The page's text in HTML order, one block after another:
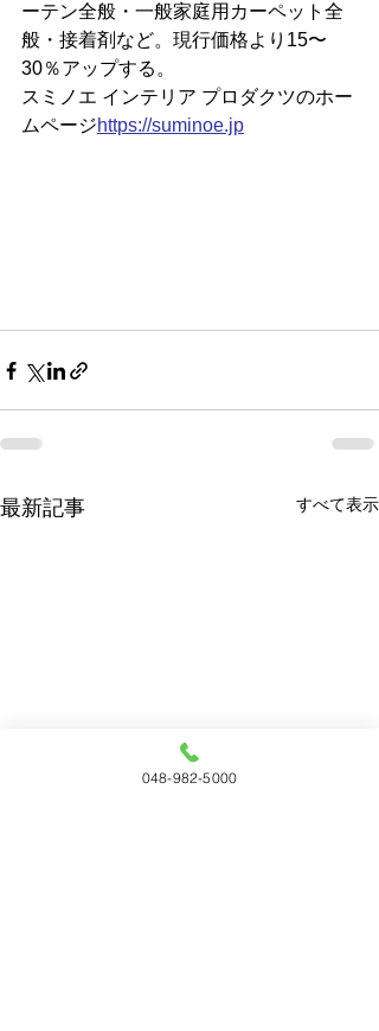
ーテン全般・一般家庭用カーペット全
般・接着剤など。現行価格より15〜
30％アップする。
スミノエ インテリア プロダクツのホー
ムページhttps://suminoe.jp
最新記事 すべて表示
048-982-5000